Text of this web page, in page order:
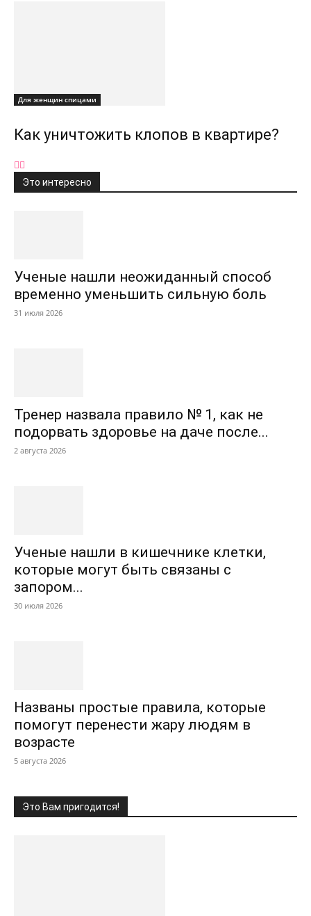
Для женщин спицами
Как уничтожить клопов в квартире?
Это интересно
Ученые нашли неожиданный способ
временно уменьшить сильную боль
31 июля 2026
Тренер назвала правило № 1, как не
подорвать здоровье на даче после...
2 августа 2026
Ученые нашли в кишечнике клетки,
которые могут быть связаны с
запором...
30 июля 2026
Названы простые правила, которые
помогут перенести жару людям в
возрасте
5 августа 2026
Это Вам пригодится!